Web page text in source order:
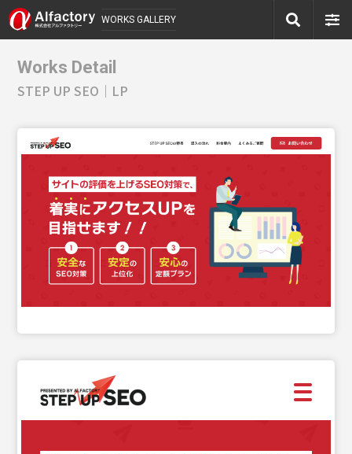
WORKS GALLERY
Works Detail
STEP UP SEO｜LP